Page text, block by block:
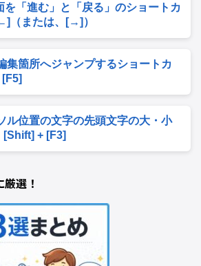
を「進む」と「戻る」のショートカ
（または、[→]）
集箇所へジャンプするショートカ
ル位置の文字の先頭文字の大・小
[Shift] + [F3]
選！